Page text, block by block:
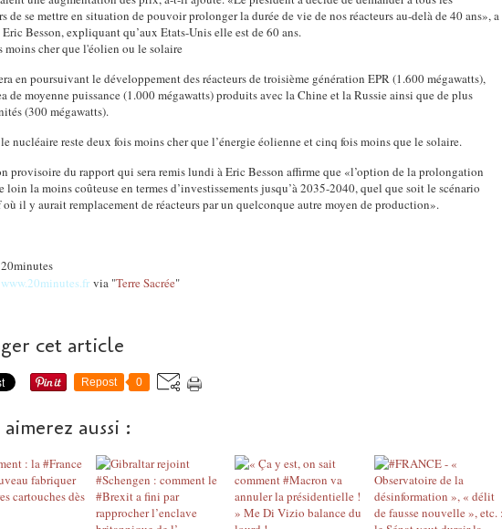
de se mettre en situation de pouvoir prolonger la durée de vie de nos réacteurs au-delà de 40 ans», a
Besson, expliquant qu’aux Etats-Unis elle est de 60 ans.
moins cher que l'éolien ou le solaire
en poursuivant le développement des réacteurs de troisième génération EPR (1.600 mégawatts),
de moyenne puissance (1.000 mégawatts) produits avec la Chine et la Russie ainsi que de plus
(300 mégawatts).
nucléaire reste deux fois moins cher que l’énergie éolienne et cinq fois moins que le solaire.
provisoire du rapport qui sera remis lundi à Eric Besson affirme que «l’option de la prolongation
loin la moins coûteuse en termes d’investissements jusqu’à 2035-2040, quel que soit le scénario
il y aurait remplacement de réacteurs par un quelconque autre moyen de production».
20minutes
www.20minutes.fr via "Terre Sacrée"
cet article
Repost 0
aussi :